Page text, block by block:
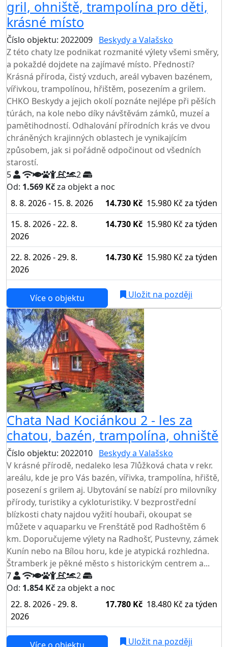
gril, ohniště, trampolína pro děti,
krásné místo
Číslo objektu: 2022009 Beskydy a Valašsko
Z této chaty lze podnikat rozmanité výlety všemi směry,
a pokaždé dojdete na zajímavé místo. Přednosti?
Krásná příroda, čistý vzduch, areál vybaven bazénem,
vířivkou, trampolínou, hřištěm, posezením a grilem.
CHKO Beskydy a jejich okolí poznáte nejlépe při pěších
túrách, na kole nebo díky návštěvám zámků, muzeí a
pamětihodností. Odhalování přírodních krás ve dvou
chráněných krajinných oblastech je vynikajícím
způsobem, jak si pořádně odpočinout od všedních
starostí.
5
2
Od: 1.569 Kčza objekt a noc
8. 8. 2026 - 15. 8. 2026
14.730 Kč 15.980 Kč za týden
15. 8. 2026 - 22. 8.
2026
14.730 Kč 15.980 Kč za týden
22. 8. 2026 - 29. 8.
2026
14.730 Kč 15.980 Kč za týden
Více o objektu
Uložit na později
Chata Nad Kociánkou 2 - les za
chatou, bazén, trampolína, ohniště
Číslo objektu: 2022010 Beskydy a Valašsko
V krásné přírodě, nedaleko lesa 7lůžková chata v rekr.
areálu, kde je pro Vás bazén, vířivka, trampolína, hřiště,
posezení s grilem aj. Ubytování se nabízí pro milovníky
přírody, turistiky a cykloturistiky. V bezprostřední
blízkosti chaty najdou vyžití houbaři, okoupat se
můžete v aquaparku ve Frenštátě pod Radhoštěm 6
km. Doporučujeme výlety na Radhošť, Pustevny, zámek
Kunín nebo na Bílou horu, kde je atypická rozhledna.
Štramberk je pěkné město s historickým centrem a...
7
2
Od: 1.854 Kčza objekt a noc
22. 8. 2026 - 29. 8.
2026
17.780 Kč 18.480 Kč za týden
Uložit na později